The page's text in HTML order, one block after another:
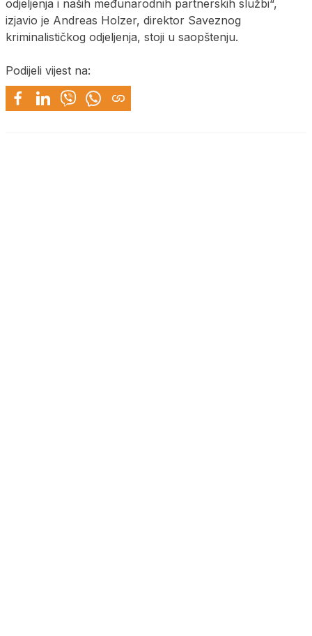
odjeljenja i naših međunarodnih partnerskih službi“,
izjavio je Andreas Holzer, direktor Saveznog
kriminalističkog odjeljenja, stoji u saopštenju.
Podijeli vijest na: